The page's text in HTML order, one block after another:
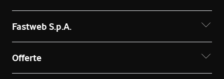
Fastweb S.p.A.
Offerte